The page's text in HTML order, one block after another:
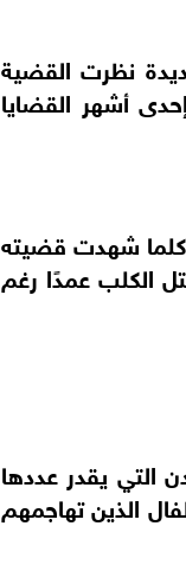
نظرت القضية
أشهر القضايا
كلما شهدت قضيته
الكلب عمدًا رغم
التي يقدر عددها
الذين تهاجمهم